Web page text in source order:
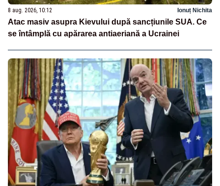
8 aug. 2026, 10:12 Ionuț Nichita
Atac masiv asupra Kievului după sancțiunile SUA. Ce
se întâmplă cu apărarea antiaeriană a Ucrainei